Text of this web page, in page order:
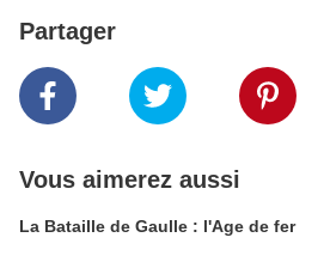
Partager
Vous aimerez aussi
La Bataille de Gaulle : l'Age de fer